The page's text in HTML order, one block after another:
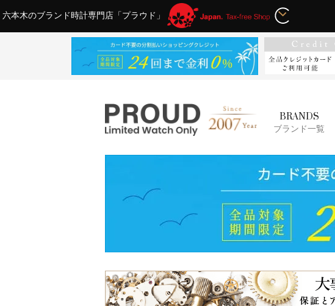
六本木のブランド時計専門店「プラウド」
BRANDS
ブランド一覧